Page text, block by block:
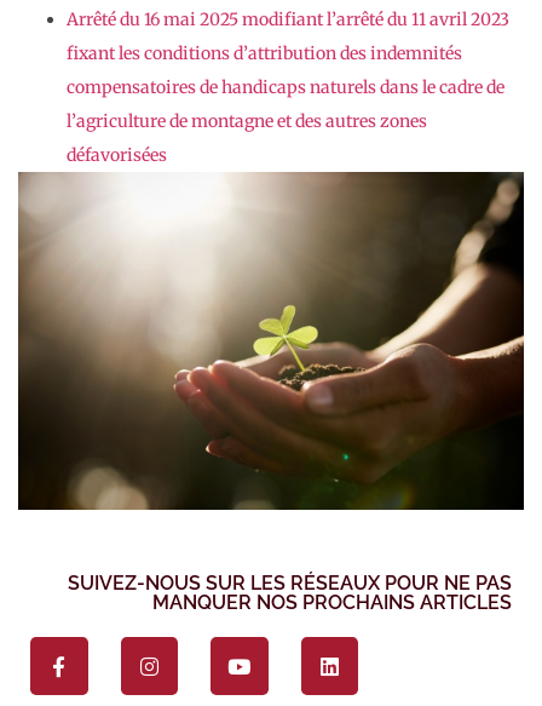
Arrêté du 16 mai 2025 modifiant l’arrêté du 11 avril 2023
fixant les conditions d’attribution des indemnités
compensatoires de handicaps naturels dans le cadre de
l’agriculture de montagne et des autres zones
défavorisées
SUIVEZ-NOUS SUR LES RÉSEAUX POUR NE PAS
MANQUER NOS PROCHAINS ARTICLES